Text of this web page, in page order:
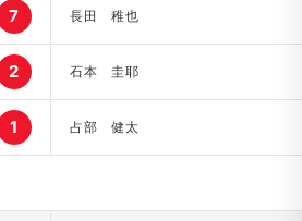
7 長田 稚也
2 石本 圭耶
1 占部 健太